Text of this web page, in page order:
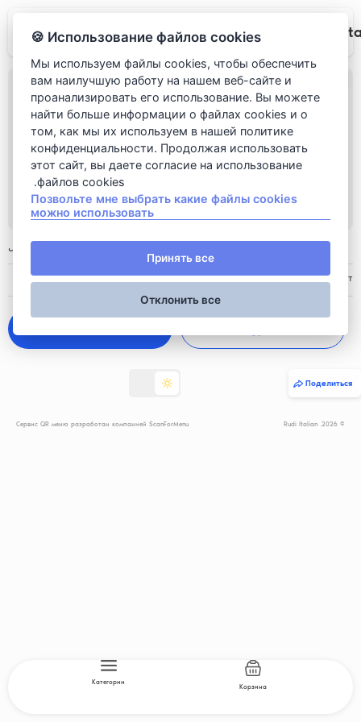
Rudi
Banana milk punch
700 روبل
Описание: Водка, эспрессо, банановый йогурт
Поделиться
© 2026. Rudi Italian
Сервис QR меню разработан компанией ScanForMenu
Корзина
Категории
Использование файлов cookies 🍪
Мы используем файлы cookies, чтобы обеспечить
вам наилучшую работу на нашем веб-сайте и
проанализировать его использование. Вы можете
найти больше информации о файлах cookies и о
том, как мы их используем в нашей политике
конфиденциальности. Продолжая использовать
этот сайт, вы даете согласие на использование
файлов cookies.
Позвольте мне выбрать какие файлы cookies
можно использовать
Принять все
Отклонить все